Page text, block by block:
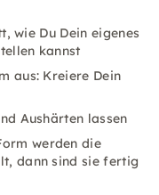
wie Du Dein eigenes
kannst
aus: Kreiere Dein
Aushärten lassen
werden die
dann sind sie fertig